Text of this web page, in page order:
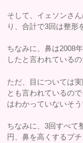
そして、イェソンさ
り、合計で3回は整形
ちなみに、鼻は2008
したと言われているの
ただ、目については
とも言われているの
はわかっていないそう
ちなみに、3回すべて
円、鼻を高くするプ